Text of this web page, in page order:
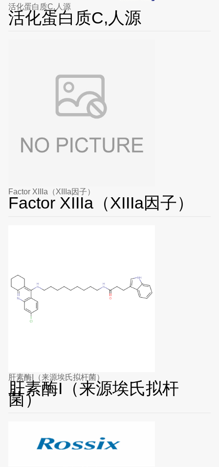
活化蛋白质C,人源
活化蛋白质C,人源
Factor XIIIa（XIIIa因子）
Factor XIIIa（XIIIa因子）
肝素酶I（来源埃氏拟杆菌）
肝素酶I（来源埃氏拟杆
菌）